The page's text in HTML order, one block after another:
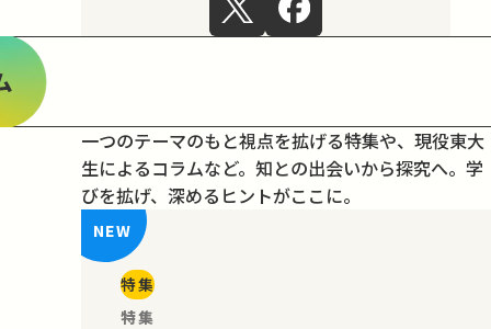
一つのテーマのもと視点を拡げる特集や、現役東大
生によるコラムなど。 知との出会いから探究へ。学
びを拡げ、深めるヒントがここに。
特集
特集